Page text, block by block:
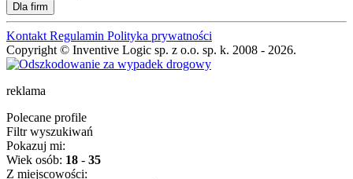
Dla firm
Kontakt Regulamin Polityka prywatności
Copyright © Inventive Logic sp. z o.o. sp. k. 2008 - 2026.
reklama
Polecane profile
Filtr wyszukiwań
Pokazuj mi:
Wiek osób: 18 - 35
Z miejscowości: